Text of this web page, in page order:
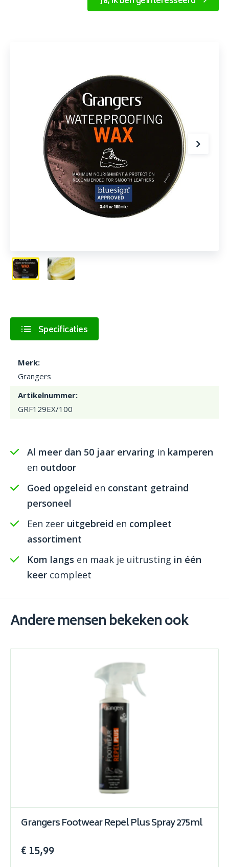
Specificaties
Merk:
Grangers
Artikelnummer:
GRF129EX/100
Al meer dan 50 jaar ervaring in kamperen
en outdoor
Goed opgeleid en constant getraind
personeel
Een zeer uitgebreid en compleet
assortiment
Kom langs en maak je uitrusting in één
keer compleet
Andere mensen bekeken ook
Grangers Footwear Repel Plus Spray 275ml
€ 15,99